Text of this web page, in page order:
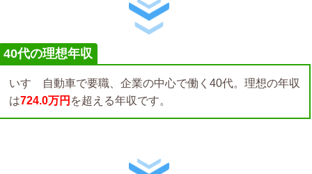
40代の理想年収
いすゞ自動車で要職、企業の中心で働く40代。理想の年収
は724.0万円 を超える年収です。